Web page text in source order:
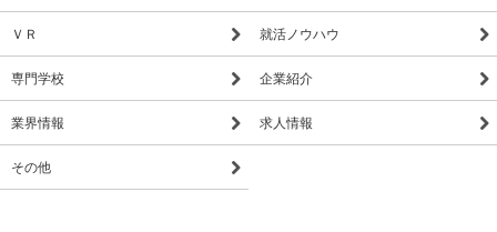
ＶＲ 就活ノウハウ
専門学校 企業紹介
業界情報 求人情報
その他